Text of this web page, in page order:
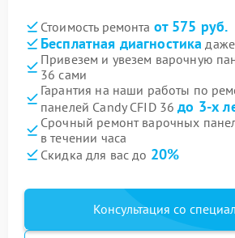
Стоимость ремонта от 575 руб.
Бесплатная диагностика
Привезем и увезем варочную
36 сами
Гарантия на наши работы по
панелей Candy CFID 36до 3-х
Срочный ремонт варочных
в течении часа
Скидка для вас до 20%
Консультация со